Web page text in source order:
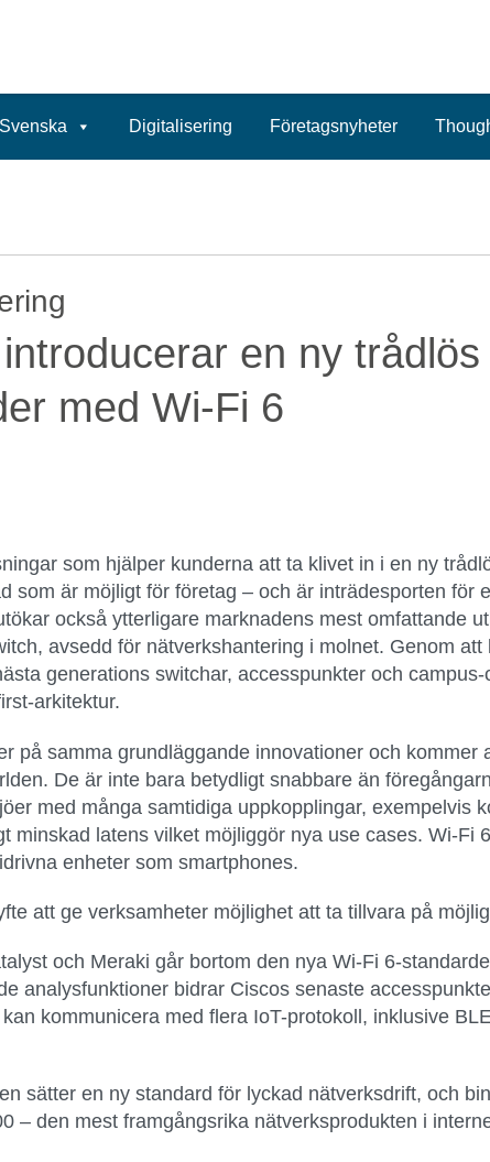
Svenska Digitalisering Företagsnyheter
en ny trådlös
med Wi-Fi 6
som hjälper kunderna att ta klivet in i en ny
som är möjligt för företag – och är inträdesporten för
också ytterligare marknadens mest omfattande
avsedd för nätverkshantering i molnet. Genom
generations switchar, accesspunkter och campus-
arkitektur.
på samma grundläggande innovationer och kommer
De är inte bara betydligt snabbare än
med många samtidiga uppkopplingar, exempelvis
latens vilket möjliggör nya use cases. Wi-Fi
enheter som smartphones.
att ge verksamheter möjlighet att ta tillvara på
och Meraki går bortom den nya Wi-Fi 6-
analysfunktioner bidrar Ciscos senaste
kommunicera med flera IoT-protokoll, inklusive
sätter en ny standard för lyckad nätverksdrift, och
– den mest framgångsrika nätverksprodukten i